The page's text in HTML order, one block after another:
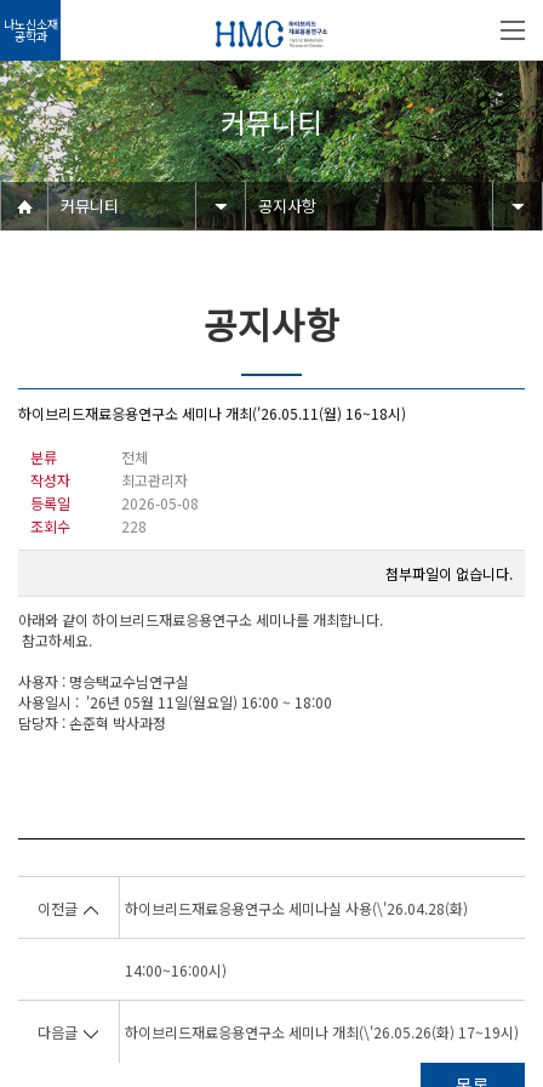
나노신소재
공학과
커뮤니티
커뮤니티 공지사항
공지사항
하이브리드재료응용연구소 세미나 개최('26.05.11(월) 16~18시)
분류
전체
작성자
최고관리자
등록일
2026-05-08
조회수
228
첨부파일이 없습니다.
아래와 같이 하이브리드재료응용연구소 세미나를 개최합니다.
참고하세요.
사용자 : 명승택교수님연구실
사용일시 : '26년 05월 11일(월요일) 16:00 ~ 18:00
담당자 : 손준혁 박사과정
이전글 하이브리드재료응용연구소 세미나실 사용(\'26.04.28(화)
14:00~16:00시)
다음글 하이브리드재료응용연구소 세미나 개최(\'26.05.26(화) 17~19시)